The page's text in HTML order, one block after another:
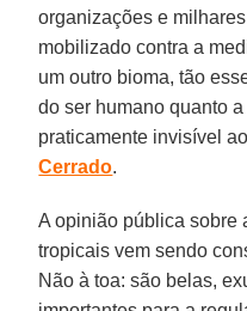
organizações e
mobilizado contra a
um outro bioma, tão
do ser humano quanto a
praticamente invisível
Cerrado.
A opinião pública sobre
tropicais vem sendo
Não à toa: são belas,